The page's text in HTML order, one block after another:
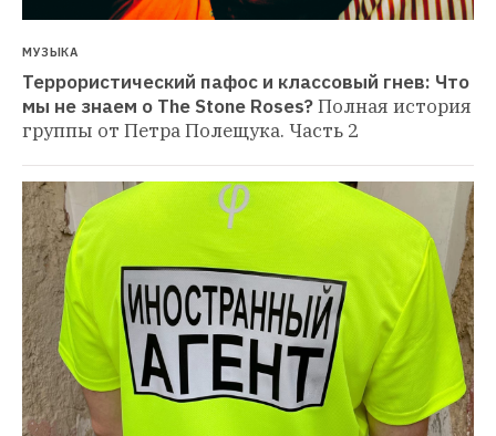
МУЗЫКА
Террористический пафос и классовый гнев: Что
мы не знаем о The Stone Roses?Полная история
группы от Петра Полещука. Часть 2